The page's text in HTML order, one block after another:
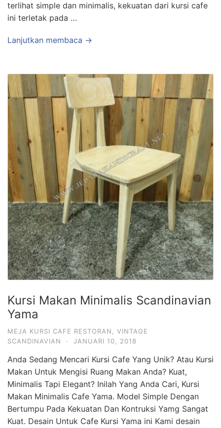
terlihat simple dan minimalis, kekuatan dari kursi cafe
ini terletak pada …
Lanjutkan membaca →
Kursi Makan Minimalis Scandinavian
Yama
MEJA KURSI CAFE RESTORAN
VINTAGE
SCANDINAVIAN
· JANUARI 10, 2018
Anda Sedang Mencari Kursi Cafe Yang Unik? Atau Kursi
Makan Untuk Mengisi Ruang Makan Anda? Kuat,
Minimalis Tapi Elegant? Inilah Yang Anda Cari, Kursi
Makan Minimalis Cafe Yama. Model Simple Dengan
Bertumpu Pada Kekuatan Dan Kontruksi Yamg Sangat
Kuat. Desain Untuk Cafe Kursi Yama ini Kami desain